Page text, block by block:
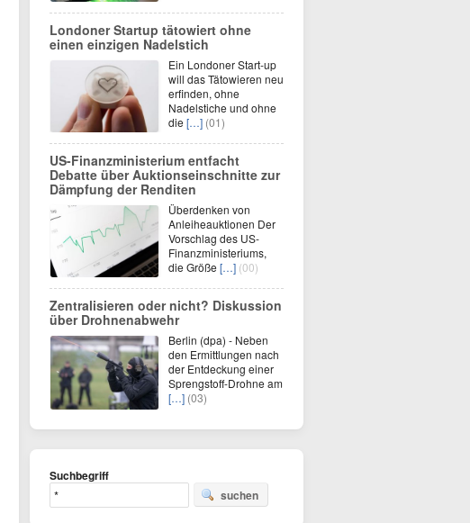
Londoner Startup tätowiert ohne
einen einzigen Nadelstich
Ein Londoner Start-up
will das Tätowieren neu
erfinden, ohne
Nadelstiche und ohne
die […] (01)
US-Finanzministerium entfacht
Debatte über Auktionseinschnitte zur
Dämpfung der Renditen
Überdenken von
Anleiheauktionen Der
Vorschlag des US-
Finanzministeriums,
die Größe […] (00)
Zentralisieren oder nicht? Diskussion
über Drohnenabwehr
Berlin (dpa) - Neben
den Ermittlungen nach
der Entdeckung einer
Sprengstoff-Drohne am
[…] (03)
Suchbegriff
suchen